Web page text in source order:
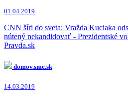
01.04.2019
CNN šíri do sveta: Vražda Kuciaka
nútený nekandidovať - Prezidentské
Pravda.sk
domov.sme.sk
14.03.2019